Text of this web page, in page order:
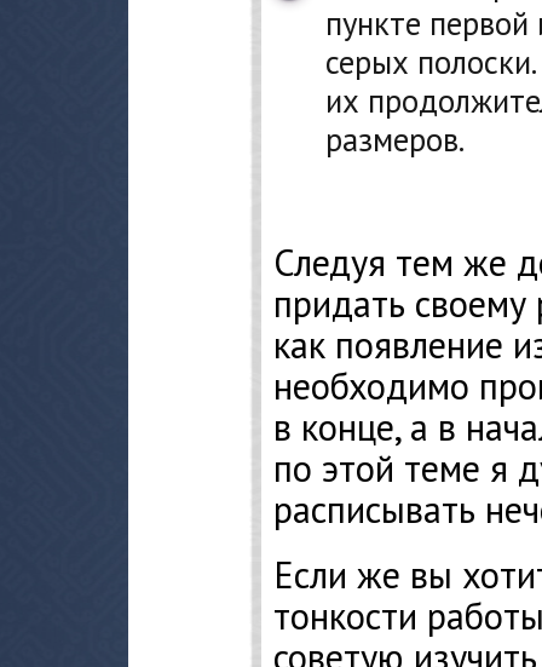
пункте первой
серых
их
размеров.
Следуя тем же
придать
как появление
необходимо
в конце, а в
по этой теме я
расписывать
Если же вы
тонкости
советую